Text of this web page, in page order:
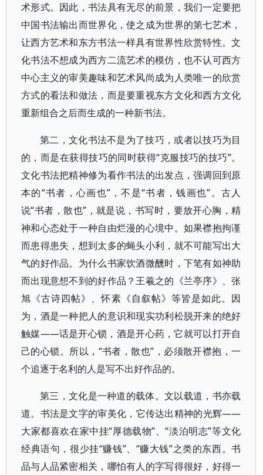
术形式。因此，书法具有无尽的前景，我们一定要把
中国书法输出而世界化，使之成为世界的第七艺术，
让西方艺术和东方书法一样具有世界性欣赏特性。文
化书法不想成为西方二流艺术的模仿，也不认可西方
中心主义的审美趣味和艺术风尚成为人类唯一的欣赏
方式的看法和做法，而是要重视东方文化和西方文化
重新组合之后而生成的一种新书法。
第二，文化书法不是为了技巧，或者以技巧为目
的，而是在获得技巧的同时获得“克服技巧的技巧”。
文化书法把精神修为看作书法的出发点，强调回到原
本的“书者，心画也”，不是“书者，钱画也”。古人
说“书者，散也”，就是说，书写时，要放开心胸，精
神和心态处于一种自由烂漫的心境中。如果襟抱拘谨
而患得患失，想到太多的蝇头小利，就不可能写出大
气的好作品。为什么书家饮酒微醺时，下笔有如神助
而出现意想不到的好作品？王羲之的《兰亭序》、张
旭《古诗四帖》、怀素《自叙帖》等皆是如此。因
为，酒是一种把人的意识和现实功利松脱开来的绝好
触媒——话是开心锁，酒是开心药，它就可以打开自
己的心锁。所以，“书者，散也”，必须散开襟抱，一
个追逐于名利的人是写不出好作品的。
第三，文化是一种道的载体。文以载道，书亦载
道。书法是文字的审美化，它传达出精神的光辉——
大家都喜欢在家中挂“厚德载物”、“淡泊明志”等文化
经典语句，很少挂“赚钱”、“赚大钱”之类的东西。书
品与人品紧密相关，哪怕有人的字写得很好，好得一